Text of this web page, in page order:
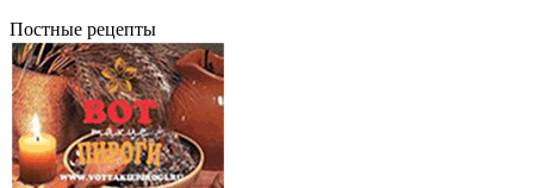
Постные рецепты